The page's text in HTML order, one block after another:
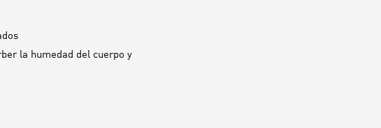
la humedad del cuerpo y